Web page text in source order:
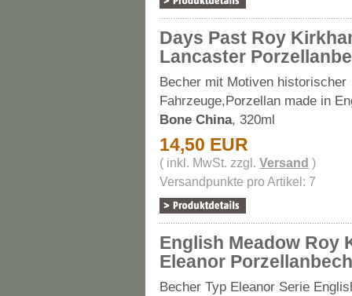
Days Past Roy
Lancaster
Becher mit Motiven historischer
Fahrzeuge,Porzellan made in
Bone China, 320ml
14,50 EUR
( inkl. MwSt. zzgl.Versand )
Versandpunkte pro Artikel: 7
English Meadow Roy
Eleanor
Becher Typ Eleanor Serie